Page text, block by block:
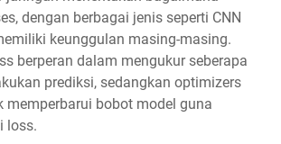
dengan berbagai jenis seperti CNN
keunggulan masing-masing.
berperan dalam mengukur seberapa
prediksi, sedangkan optimizers
memperbarui bobot model guna
loss.